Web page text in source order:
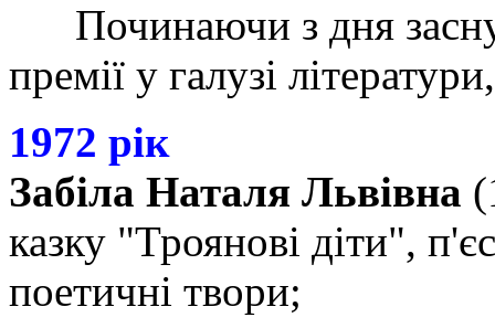
Починаючи з дня
премії у галузі
1972 рік
Забіла Наталя Львівна
казку "Троянові діти",
поетичні твори;